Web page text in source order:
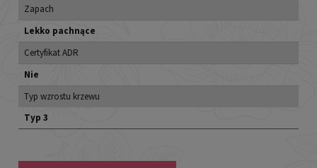
Zapach
Lekko pachnące
Certyfikat ADR
Nie
Typ wzrostu krzewu
Typ 3